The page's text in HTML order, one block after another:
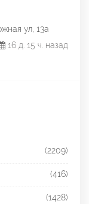
ул, 13а
16 д. 15 ч. назад
(2209)
(416)
(1428)